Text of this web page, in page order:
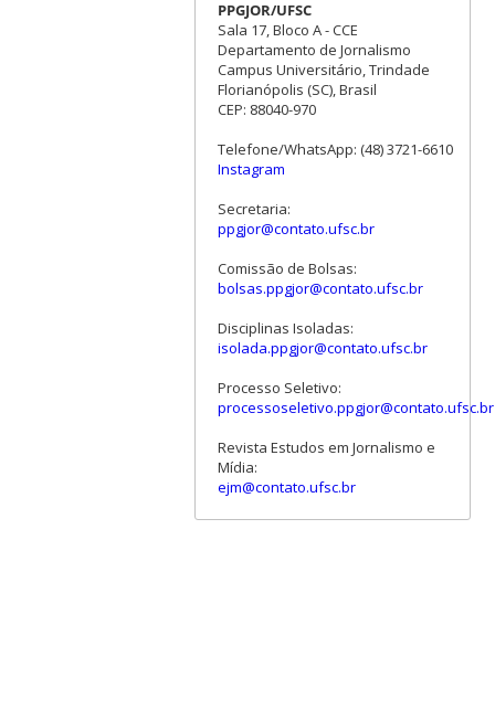
PPGJOR/UFSC
Sala 17, Bloco A - CCE
Departamento de Jornalismo
Campus Universitário, Trindade
Florianópolis (SC), Brasil
CEP: 88040-970
Telefone/WhatsApp: (48) 3721-6610
Instagram
Secretaria:
ppgjor@contato.ufsc.br
Comissão de Bolsas:
bolsas.ppgjor@contato.ufsc.br
Disciplinas Isoladas:
isolada.ppgjor@contato.ufsc.br
Processo Seletivo:
processoseletivo.ppgjor@contato.ufsc.br
Revista Estudos em Jornalismo e
Mídia:
ejm@contato.ufsc.br